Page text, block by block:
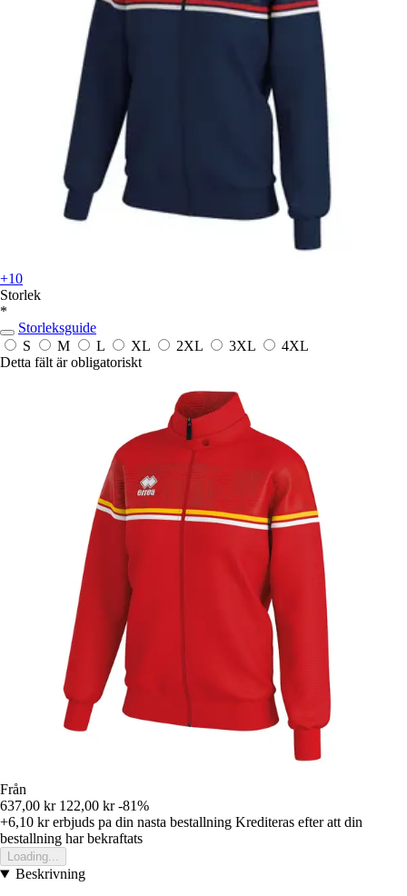
+10
Storlek
*
Storleksguide
S
M L XL 2XL 3XL
4XL
Detta fält är obligatoriskt
Från
637,00 kr 122,00 kr -81%
+6,10 krerbjuds pa din nasta bestallning Krediteras efter att din
bestallning har bekraftats
Loading...
Beskrivning